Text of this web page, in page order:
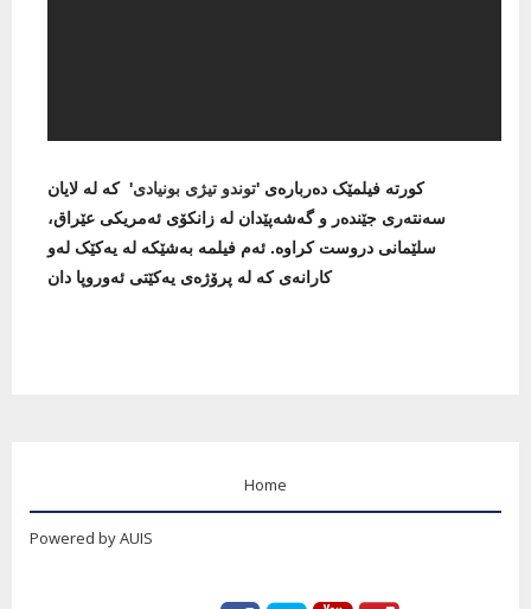
کورته‌ فیلمێک ده‌رباره‌ی 'توندو تیژی بونیادی' که‌ له‌ لایان
سه‌نته‌ری جێنده‌ر و گه‌شه‌پێدان له‌ زانکۆی ئه‌مریکی عێراق،
سلێمانی دروست کراوه‌. ئه‌م فیلمه‌ به‌شێکه‌ له‌ یه‌کێک له‌و
کارانه‌ی که له‌ پرۆژه‌ی یه‌کێتی ئه‌وروپا دان
Home
Powered by AUIS